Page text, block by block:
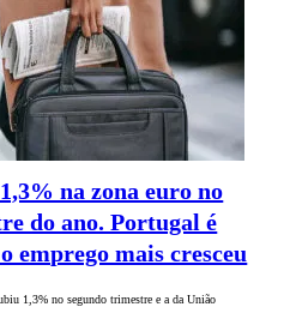
na zona euro no
do ano. Portugal é
emprego mais cresceu
1,3% no segundo trimestre e a da União